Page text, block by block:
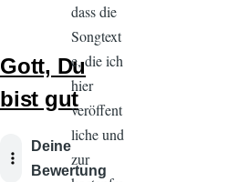
Gott, Du
bist gut
Audiodatei
Deine
Bewertung
dass die
Songtext
e, die ich
hier
veröffent
liche und
zur